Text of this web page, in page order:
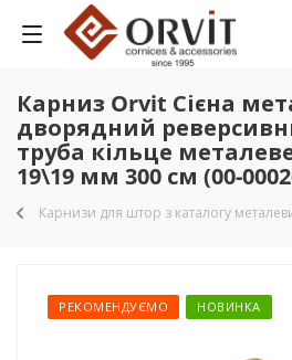
Карниз Orvit Сієна
дворядний
труба кільце
19\19 мм 300 см (00-
Карнизи для штор з каталогу
РЕКОМЕНДУЄМО НОВИНКА